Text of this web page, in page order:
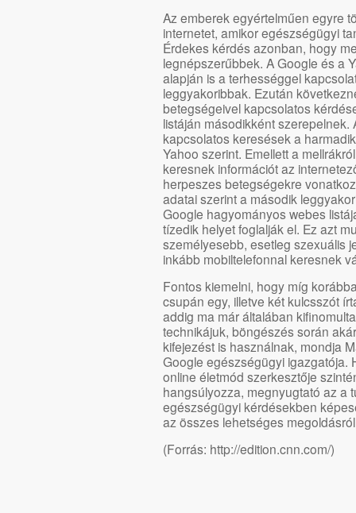
Az emberek egyértelműen egyre
internetet, amikor egészségügyi
Érdekes kérdés azonban, hogy
legnépszerűbbek. A Google és a
alapján is a terhességgel
leggyakoribbak. Ezután
betegségeivel kapcsolatos
listáján másodikként szerepelnek.
kapcsolatos keresések a
Yahoo szerint. Emellett a
keresnek információt az
herpeszes betegségekre
adatai szerint a második
Google hagyományos webes
tízedik helyet foglalják el. Ez azt
személyesebb, esetleg szexuális
inkább mobiltelefonnal keresnek
Fontos kiemelni, hogy míg
csupán egy, illetve két kulcsszót
addig ma már általában
technikájuk, böngészés során
kifejezést is használnak, mondja
Google egészségügyi igazgatója.
online életmód szerkesztője
hangsúlyozza, megnyugtató az a
egészségügyi kérdésekben
az összes lehetséges
(Forrás: http://edition.cnn.com/)